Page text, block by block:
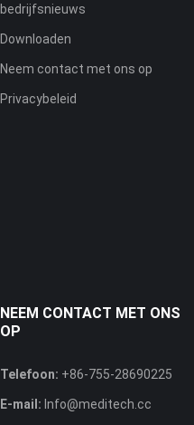
bedrijfsnieuws
Downloaden
Neem contact met ons op
Privacybeleid
NEEM CONTACT MET ONS
OP
Telefoon: +86-755-28690225
E-mail: Info@meditech.cc